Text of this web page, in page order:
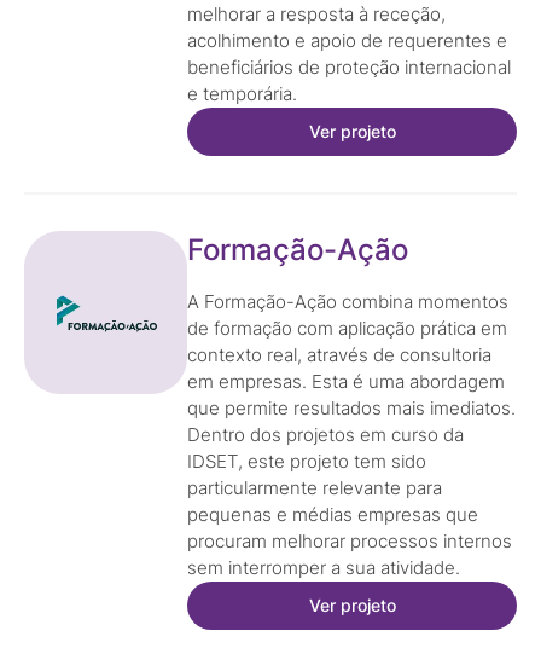
melhorar a resposta à receção,
acolhimento e apoio de requerentes e
beneficiários de proteção internacional
e temporária.
Ver projeto
Formação-Ação
A Formação-Ação combina momentos
de formação com aplicação prática em
contexto real, através de consultoria
em empresas. Esta é uma abordagem
que permite resultados mais imediatos.
Dentro dos projetos em curso da
IDSET, este projeto tem sido
particularmente relevante para
pequenas e médias empresas que
procuram melhorar processos internos
sem interromper a sua atividade.
Ver projeto